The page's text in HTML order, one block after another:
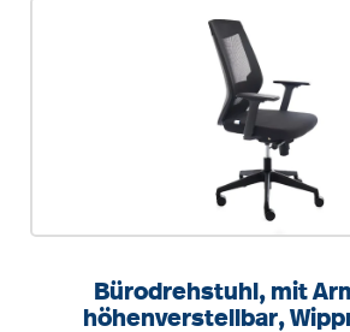
Bürodrehstuhl, mit
höhenverstellbar,